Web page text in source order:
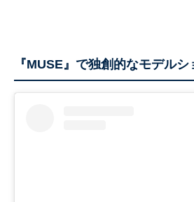
『MUSE』で独創的なモデル